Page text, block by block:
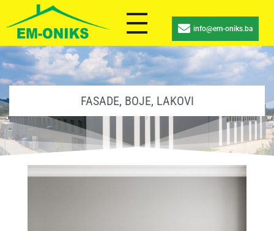
info@em-oniks.ba
FASADE, BOJE, LAKOVI